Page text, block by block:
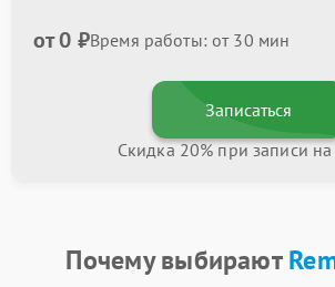
от 0 ₽Время работы: от 30 мин
Записаться
Скидка 20% при записи на
Почему выбирают